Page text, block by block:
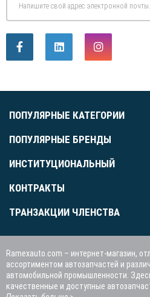
ПОПУЛЯРНЫЕ КАТЕГОРИИ
ПОПУЛЯРНЫЕ БРЕНДЫ
ИНСТИТУЦИОНАЛЬНЫЙ
КОНТРАКТЫ
ТРАНЗАКЦИИ ЧЛЕНСТВА
Ramexauto.com – интернет-магазин,
ассортиментом автозапчастей и
автомобильной промышленности.
качественные и доступные